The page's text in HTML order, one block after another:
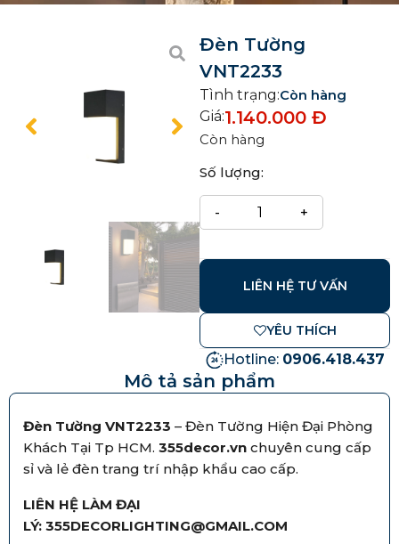
Đèn Tường
VNT2233
Tình trạng:Còn hàng
Giá:1.140.000 Đ
Còn hàng
Số lượng:
LIÊN HỆ TƯ VẤN
YÊU THÍCH
Hotline: 0906.418.437
Mô tả sản phẩm
Đèn Tường VNT2233 – Đèn Tường Hiện Đại Phòng
Khách Tại Tp HCM. 355decor.vn chuyên cung cấp
sỉ và lẻ đèn trang trí nhập khẩu cao cấp.
LIÊN HỆ LÀM ĐẠI
LÝ: 355DECORLIGHTING@GMAIL.COM